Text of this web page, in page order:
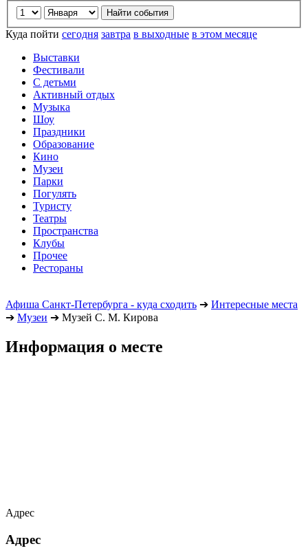
Куда пойти сегодня завтра в выходные в этом месяце
Выставки
Фестивали
С детьми
Активный отдых
Музыка
Шоу
Праздники
Образование
Кино
Музеи
Парки
Погулять
Туристу
Театры
Пространства
Клубы
Прочее
Рестораны
Афиша Санкт-Петербурга - куда сходить ➔ Интересные места
➔ Музеи ➔ Музей С. М. Кирова
Информация о месте
Адрес
Адрес